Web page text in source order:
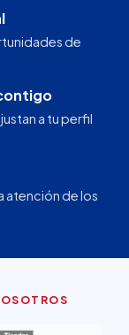
de
a tu perfil
atención de los